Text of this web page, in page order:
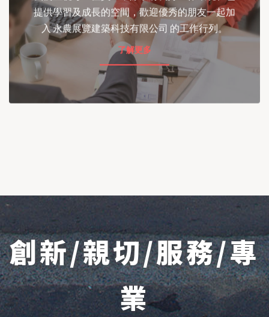
提供學習及成長的空間，歡迎優秀的朋友一起加
入 永農展覽建築科技有限公司 的工作行列。
了解更多
創新/親切/服務/專
業